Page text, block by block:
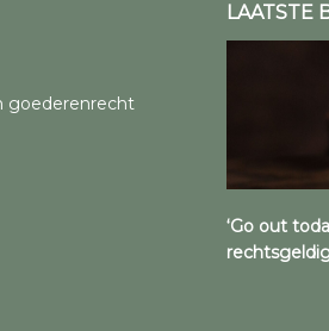
goederenrecht
LAATSTE
‘Go out